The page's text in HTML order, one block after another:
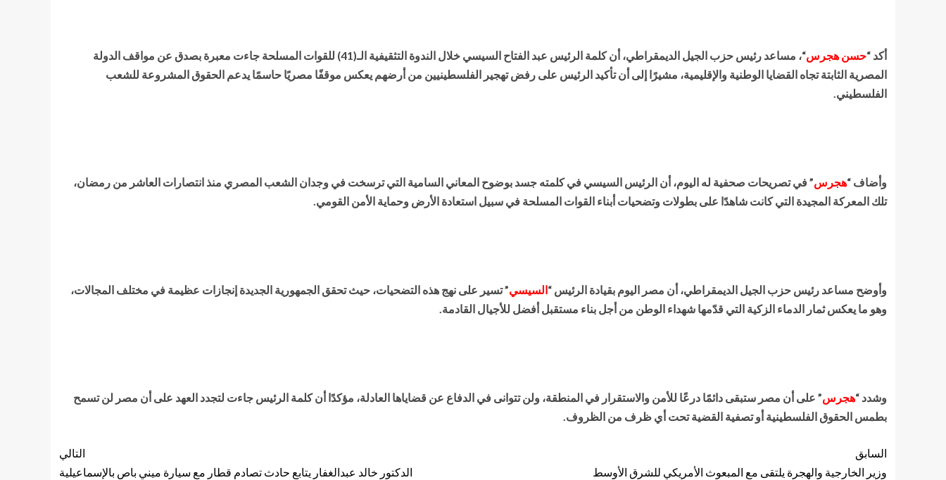
أكد “حسن هجرس
“، مساعد رئيس حزب الجيل الديمقراطي، أن كلمة الرئيس عبد الفتاح السيسي خلال الندوة التثقيفية الـ(41) للقوات المسلحة جاءت معبرة بصدق عن مواقف الدولة
المصرية الثابتة تجاه القضايا الوطنية والإقليمية، مشيرًا إلى أن تأكيد الرئيس على رفض تهجير الفلسطينيين من أرضهم يعكس موقفًا مصريًا حاسمًا يدعم الحقوق المشروعة للشعب
الفلسطيني.
وأضاف “هجرس” في تصريحات صحفية له اليوم، أن الرئيس السيسي في كلمته جسد بوضوح المعاني السامية التي ترسخت في وجدان الشعب المصري منذ انتصارات العاشر من رمضان،
تلك المعركة المجيدة التي كانت شاهدًا على بطولات وتضحيات أبناء القوات المسلحة في سبيل استعادة الأرض وحماية الأمن القومي.
وأوضح مساعد رئيس حزب الجيل الديمقراطي، أن مصر اليوم بقيادة الرئيس “السيسي” تسير على نهج هذه التضحيات، حيث تحقق الجمهورية الجديدة إنجازات عظيمة في مختلف المجالات،
وهو ما يعكس ثمار الدماء الزكية التي قدّمها شهداء الوطن من أجل بناء مستقبل أفضل للأجيال القادمة.
وشدد “هجرس” على أن مصر ستبقى دائمًا درعًا للأمن والاستقرار في المنطقة، ولن تتوانى في الدفاع عن قضاياها العادلة، مؤكدًا أن كلمة الرئيس جاءت لتجدد العهد على أن مصر لن تسمح
بطمس الحقوق الفلسطينية أو تصفية القضية تحت أي ظرف من الظروف.
السابق
وزير الخارجية والهجرة يلتقى مع المبعوث الأمريكي للشرق الأوسط
التالي
الدكتور خالد عبدالغفار يتابع حادث تصادم قطار مع سيارة ميني باص بالإسماعيلية